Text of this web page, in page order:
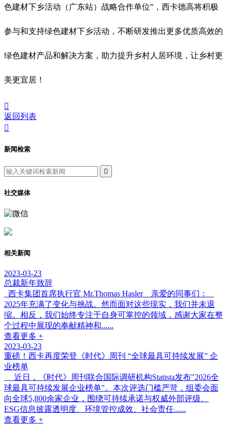
色建材下乡活动（广东站）战略合作单位”，西卡德高将积极
参与和支持绿色建材下乡活动，不断研发推出更多优质高效的
绿色建材产品和解决方案，助力提升乡村人居环境，让乡村更
美更宜居！

返回列表

新闻检索

社交媒体
相关新闻
2023-03-23
总裁新年致辞
西卡集团首席执行官 Mr.Thomas Hasler 亲爱的同事们：
2025年充满了变化与挑战。然而面对这些现实，我们并未退
缩。相反，我们始终专注于自身可掌控的领域，感谢大家在整
个过程中展现的奉献精神和......
查看更多 +
2023-03-23
重磅！西卡再度荣登《时代》周刊 “全球最具可持续发展” 企
业榜单
近日，《时代》周刊联合国际调研机构Statista发布"2026全
球最具可持续发展企业榜单"。本次评选门槛严苛，组委会面
向全球5,800余家企业，围绕可持续承诺与权威外部评级、
ESG信息披露透明度、环境管控成效、社会责任......
查看更多 +